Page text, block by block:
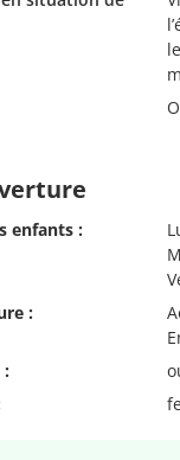
enfants :
: